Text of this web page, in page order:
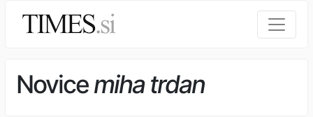
Novicemiha trdan